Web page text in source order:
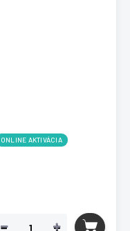
ONLINE AKTIVÁCIA
+
−